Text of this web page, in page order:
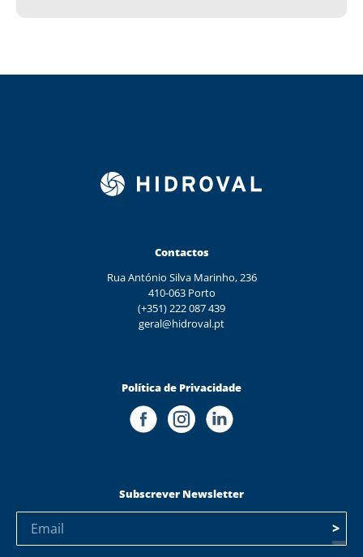
Contactos
Rua António Silva Marinho, 236
410-063 Porto
(+351) 222 087 439
geral@hidroval.pt
Política de Privacidade
Subscrever Newsletter
>